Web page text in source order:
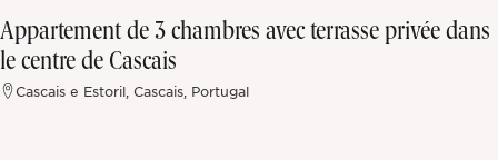
Appartement de 3 chambres avec terrasse privée dans
le centre de Cascais
Cascais e Estoril, Cascais, Portugal
Hors marché
Toutes les propriétés